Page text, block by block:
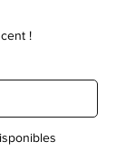
!